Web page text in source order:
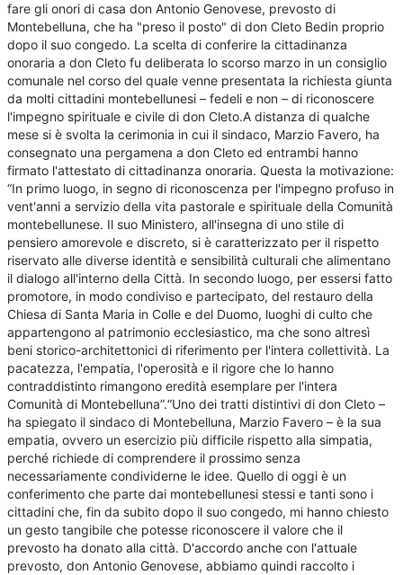
fare gli onori di casa don Antonio Genovese, prevosto di
Montebelluna, che ha "preso il posto" di don Cleto Bedin proprio
dopo il suo congedo. La scelta di conferire la cittadinanza
onoraria a don Cleto fu deliberata lo scorso marzo in un consiglio
comunale nel corso del quale venne presentata la richiesta giunta
da molti cittadini montebellunesi – fedeli e non – di riconoscere
l'impegno spirituale e civile di don Cleto.A distanza di qualche
mese si è svolta la cerimonia in cui il sindaco, Marzio Favero, ha
consegnato una pergamena a don Cleto ed entrambi hanno
firmato l'attestato di cittadinanza onoraria. Questa la motivazione:
“In primo luogo, in segno di riconoscenza per l'impegno profuso in
vent'anni a servizio della vita pastorale e spirituale della Comunità
montebellunese. Il suo Ministero, all'insegna di uno stile di
pensiero amorevole e discreto, si è caratterizzato per il rispetto
riservato alle diverse identità e sensibilità culturali che alimentano
il dialogo all'interno della Città. In secondo luogo, per essersi fatto
promotore, in modo condiviso e partecipato, del restauro della
Chiesa di Santa Maria in Colle e del Duomo, luoghi di culto che
appartengono al patrimonio ecclesiastico, ma che sono altresì
beni storico-architettonici di riferimento per l'intera collettività. La
pacatezza, l'empatia, l'operosità e il rigore che lo hanno
contraddistinto rimangono eredità esemplare per l'intera
Comunità di Montebelluna”.“Uno dei tratti distintivi di don Cleto –
ha spiegato il sindaco di Montebelluna, Marzio Favero – è la sua
empatia, ovvero un esercizio più difficile rispetto alla simpatia,
perché richiede di comprendere il prossimo senza
necessariamente condividerne le idee. Quello di oggi è un
conferimento che parte dai montebellunesi stessi e tanti sono i
cittadini che, fin da subito dopo il suo congedo, mi hanno chiesto
un gesto tangibile che potesse riconoscere il valore che il
prevosto ha donato alla città. D'accordo anche con l'attuale
prevosto, don Antonio Genovese, abbiamo quindi raccolto i